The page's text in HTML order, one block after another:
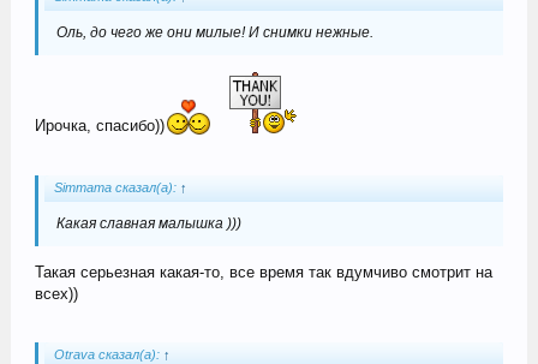
Оль, до чего же они милые! И снимки нежные.
Ирочка, спасибо))
Simmama сказал(а): ↑
Какая славная малышка )))
Такая серьезная какая-то, все время так вдумчиво смотрит на
всех))
Otrava сказал(а): ↑